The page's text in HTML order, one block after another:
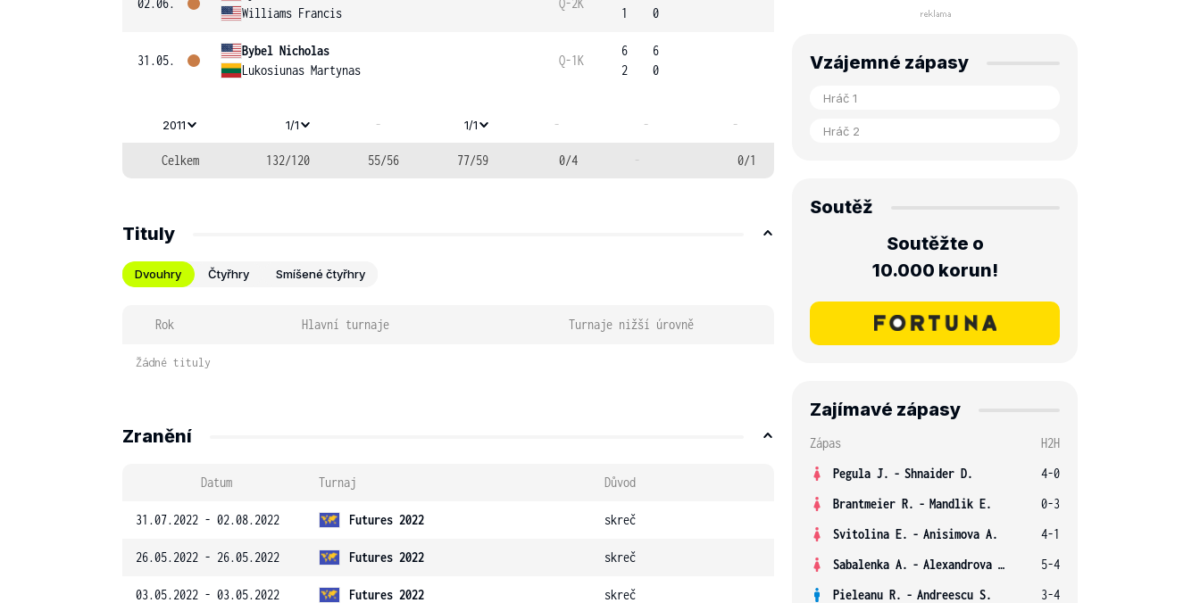
02.06.
Williams Francis
Q-2K
1
0
31.05.
Bybel Nicholas
Lukosiunas Martynas
Q-1K
6
2
6
0
2011 1/1 - 1/1 - - -
Celkem 132/120 55/56 77/59 0/4 - 0/1
Tituly
Dvouhry Čtyřhry Smíšené čtyřhry
Rok Hlavní turnaje Turnaje nižší úrovně
Žádné tituly
Zranění
Datum Turnaj Důvod
31.07.2022 - 02.08.2022 Futures 2022 skreč
26.05.2022 - 26.05.2022 Futures 2022 skreč
03.05.2022 - 03.05.2022 Futures 2022 skreč
Vzájemné zápasy
Soutěž
Soutěžte o
10.000 korun!
Zajímavé zápasy
Zápas
H2H
Pegula J. - Shnaider D.
4-0
Brantmeier R. - Mandlik E.
0-3
Svitolina E. - Anisimova A.
4-1
Sabalenka A. - Alexandrova E.
5-4
Pieleanu R. - Andreescu S.
3-4